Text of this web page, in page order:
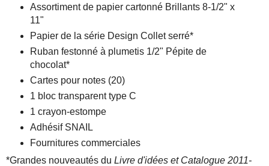
Assortiment de papier cartonné Brillants 8-1/2" x
11"
Papier de la série Design Collet serré*
Ruban festonné à plumetis 1/2" Pépite de
chocolat*
Cartes pour notes (20)
1 bloc transparent type C
1 crayon-estompe
Adhésif SNAIL
Fournitures commerciales
*Grandes nouveautés du Livre d'idées et Catalogue 2011-